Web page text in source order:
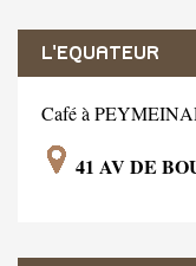
L'EQUATEUR
Café à
41 AV DE